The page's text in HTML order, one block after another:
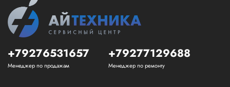
+79276531657
Менеджер по продажам
+79277129688
Менеджер по ремонту